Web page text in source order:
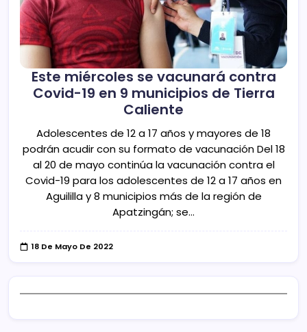
Este miércoles se vacunará contra
Covid-19 en 9 municipios de Tierra
Caliente
Adolescentes de 12 a 17 años y mayores de 18
podrán acudir con su formato de vacunación Del 18
al 20 de mayo continúa la vacunación contra el
Covid-19 para los adolescentes de 12 a 17 años en
Aguililla y 8 municipios más de la región de
Apatzingán; se…
18 De Mayo De 2022